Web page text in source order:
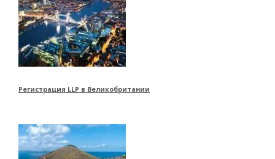
Регистрация LLP в Великобритании